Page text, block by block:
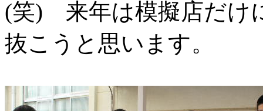
(笑) 来年は模擬店だけ
抜こうと思います。